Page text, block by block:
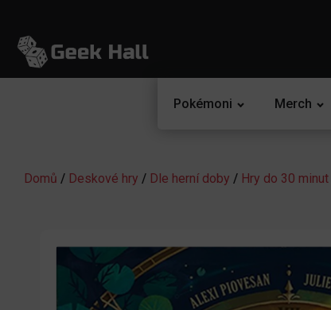
Pokémoni Merch
Domů / Deskové hry / Dle herní doby / Hry do 30 minut